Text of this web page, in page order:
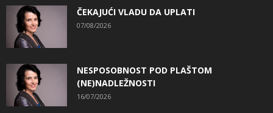
ČEKAJUĆI VLADU DA UPLATI
07/08/2026
NESPOSOBNOST POD PLAŠTOM
(NE)NADLEŽNOSTI
16/07/2026